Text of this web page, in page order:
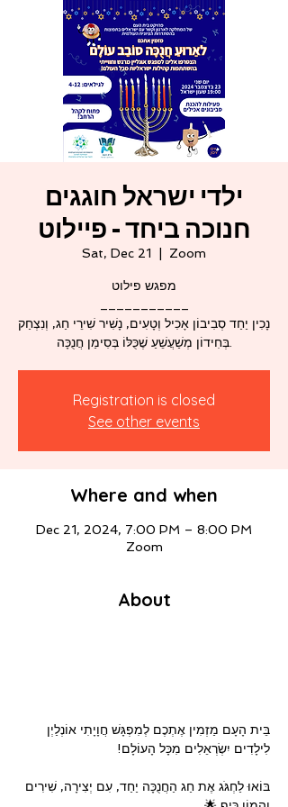
ילדי ישראל חוגגים
חנוכה ביחד - פיילוט
Sat, Dec 21 Zoom
מפגש פילוט
נָכִין יַחַד סְבִיבוֹן אָכִיל וְטָעִים, נָשִׁיר שִׁירֵי חַג, וְנִצְחַק
Registration is closed
See other events
Where and when
Dec 21, 2024, 7:00 PM – 8:00 PM
Zoom
About
בֵּית הָעָם מַזְמִין אֶתְכֶם לְמִפְגָּשׁ חֲוָיָתִי אוֹנְלַיְן
לִילָדִים יִשְׂרְאֵלִים מִכָּל הָעוֹלָם!
בּוֹאוּ לַחְגֹּג אֶת חַג הַחֲנֻכָּה יַחַד, עִם יְצִירָה, שִׁירִים